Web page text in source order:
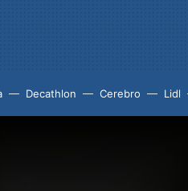
Decathlon Cerebro Lidl